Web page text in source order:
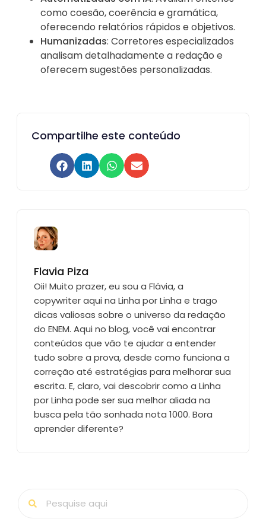
como coesão, coerência e gramática,
oferecendo relatórios rápidos e objetivos.
Humanizadas: Corretores especializados
analisam detalhadamente a redação e
oferecem sugestões personalizadas.
Compartilhe este conteúdo
Flavia Piza
Oii! Muito prazer, eu sou a Flávia, a
copywriter aqui na Linha por Linha e trago
dicas valiosas sobre o universo da redação
do ENEM. Aqui no blog, você vai encontrar
conteúdos que vão te ajudar a entender
tudo sobre a prova, desde como funciona a
correção até estratégias para melhorar sua
escrita. E, claro, vai descobrir como a Linha
por Linha pode ser sua melhor aliada na
busca pela tão sonhada nota 1000. Bora
aprender diferente?